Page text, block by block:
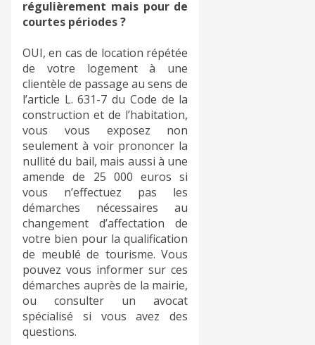
régulièrement mais pour de
courtes périodes ?
OUI, en cas de location répétée
de votre logement à une
clientèle de passage au sens de
l’article L. 631-7 du Code de la
construction et de l’habitation,
vous vous exposez non
seulement à voir prononcer la
nullité du bail, mais aussi à une
amende de 25 000 euros si
vous n’effectuez pas les
démarches nécessaires au
changement d’affectation de
votre bien pour la qualification
de meublé de tourisme. Vous
pouvez vous informer sur ces
démarches auprès de la mairie,
ou consulter un avocat
spécialisé si vous avez des
questions.